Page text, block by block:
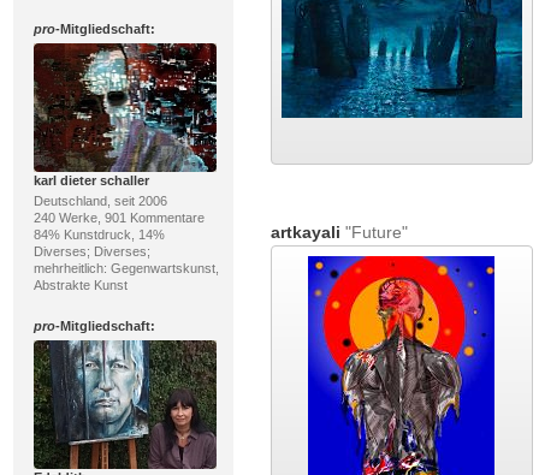
pro-Mitgliedschaft:
karl dieter schaller
Deutschland, seit 2006
240 Werke, 901 Kommentare
84% Kunstdruck, 14%
Diverses; Diverses;
mehrheitlich: Gegenwartskunst,
Abstrakte Kunst
pro-Mitgliedschaft:
artkayali "Future"